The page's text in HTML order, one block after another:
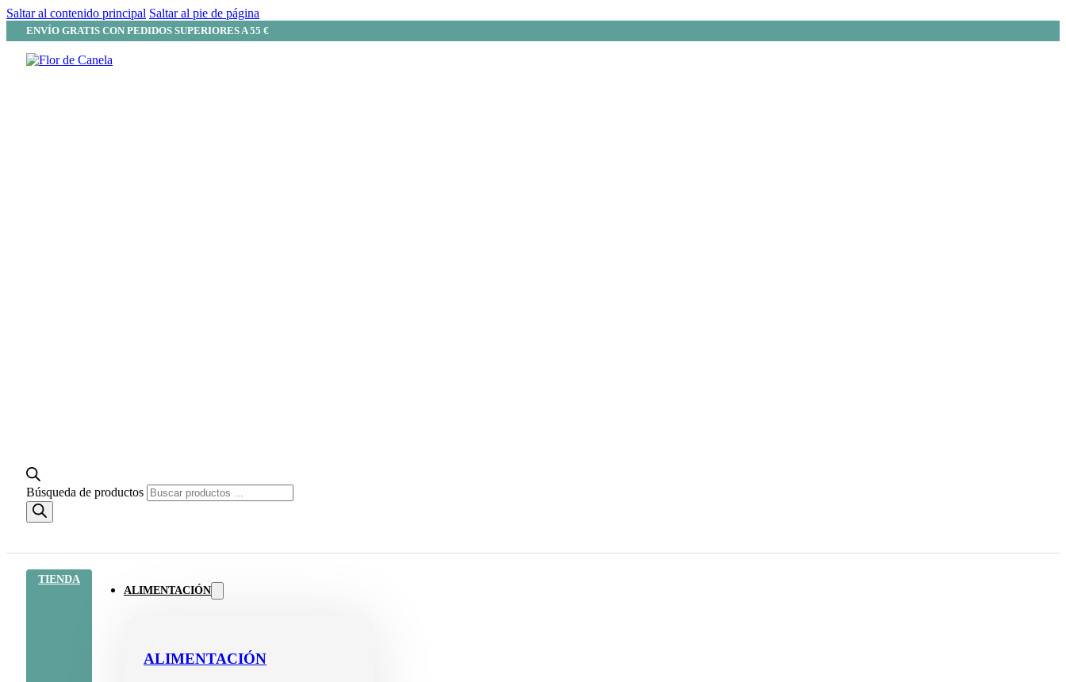
Saltar al contenido principal Saltar al pie de página
ENVÍO GRATIS CON PEDIDOS SUPERIORES A 55 €
Búsqueda de productos
TIENDA
ALIMENTACIÓN
ALIMENTACIÓN